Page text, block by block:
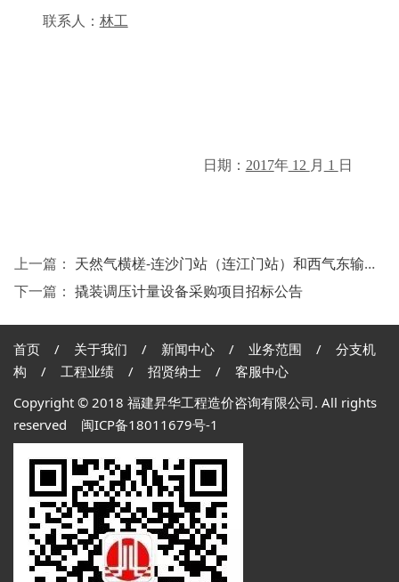
联系人： 林工
日期： 2017年12 月 1 日
上一篇： 天然气横槎-连沙门站（连江门站）和西气东输三线青口天然气门站撬装调压计量设备采购项目中标结果公示
下一篇： 撬装调压计量设备采购项目招标公告
首页/ 关于我们 / 新闻中心/ 业务范围 / 分支机
构 / 工程业绩 / 招贤纳士 / 客服中心
Copyright © 2018 福建昇华工程造价咨询有限公司. All rights
reserved 闽ICP备18011679号-1